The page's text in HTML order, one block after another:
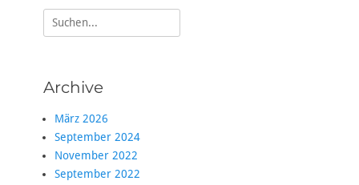
Suche
nach:
Archive
März 2026
September 2024
November 2022
September 2022